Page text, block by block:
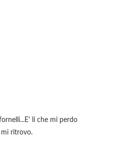
li che mi perdo
mi ritrovo.